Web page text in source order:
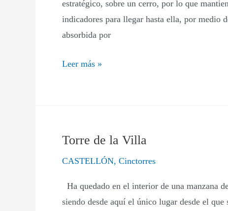
estratégico, sobre un cerro, por lo que
indicadores para llegar hasta ella, por medio
absorbida por
Leer más »
Torre de la Villa
CASTELLÓN, Cinctorres
Ha quedado en el interior de una manzana
siendo desde aquí el único lugar desde el
Torre
Villa